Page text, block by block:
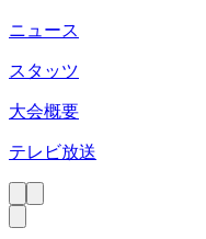
ニュース
スタッツ
大会概要
テレビ放送